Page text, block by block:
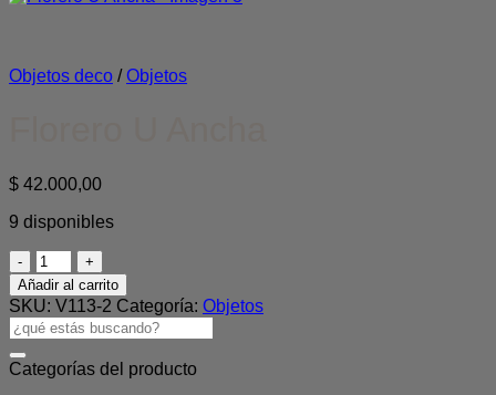
Objetos deco / Objetos
$ 42.000,00
9 disponibles
Florero
U
Ancha
cantidad
Añadir al carrito
SKU: V113-2 Categoría: Objetos
Buscar
por:
Categorías del producto